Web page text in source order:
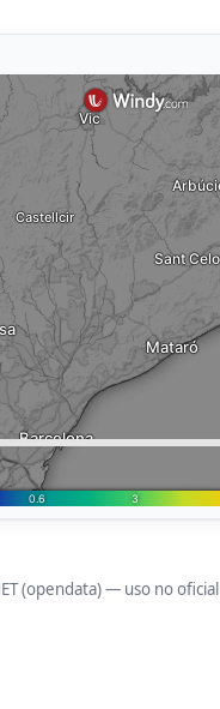
(opendata) — uso no oficial